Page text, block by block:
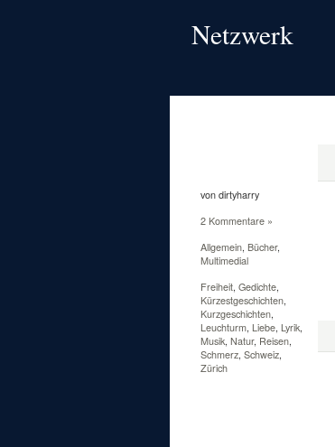
Netzwerk
von dirtyharry
2 Kommentare »
Allgemein, Bücher,
Multimedial
Freiheit, Gedichte,
Kürzestgeschichten,
Kurzgeschichten,
Leuchturm, Liebe, Lyrik,
Musik, Natur, Reisen,
Schmerz, Schweiz,
Zürich